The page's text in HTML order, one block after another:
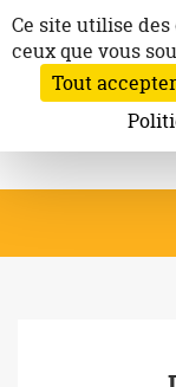
au
contenu
Panneau de gestion
Ce site utilise
ceux que vous
Tout accepter